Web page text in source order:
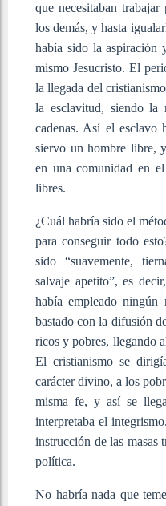
que necesitaban
los demás, y hasta
había sido la aspiración
mismo Jesucristo. El
la llegada del
la esclavitud, siendo la
cadenas. Así el esclavo
siervo un hombre libre,
en una comunidad en
libres.
¿Cuál habría sido el
para conseguir todo
sido “suavemente,
salvaje apetito”, es
había empleado ningún
bastado con la difusión
ricos y pobres, llegando
El cristianismo se
carácter divino, a los
misma fe, y así se
interpretaba el
instrucción de las masas
política.
No habría nada que